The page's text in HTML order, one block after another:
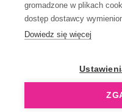
gromadzone w plikach
dostęp dostawcy
Dowiedz się więcej
OpenGift